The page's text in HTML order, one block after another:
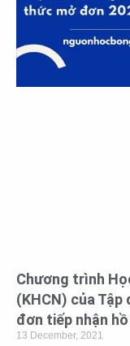
Chương trình
(KHCN) của
đơn tiếp nhận
13 December, 2021